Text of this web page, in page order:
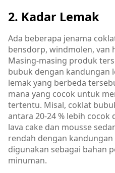
2. Kadar Lemak
Ada beberapa jenama
bensdorp, windmolen, van
Masing-masing produk
bubuk dengan kandungan
lemak yang berbeda
mana yang cocok untuk
tertentu. Misal, coklat
antara 20-24 % lebih
lava cake dan mousse
rendah dengan kandungan
digunakan sebagai bahan
minuman.